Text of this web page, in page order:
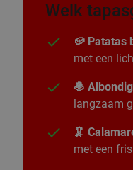
Welk
🥔 Patatas
met een
🧆
langzaam
🦑
met een